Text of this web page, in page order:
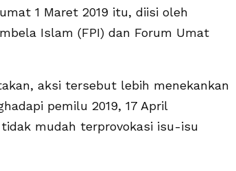
1 Maret 2019 itu, diisi oleh
Islam (FPI) dan Forum Umat
aksi tersebut lebih menekankan
pemilu 2019, 17 April
mudah terprovokasi isu-isu